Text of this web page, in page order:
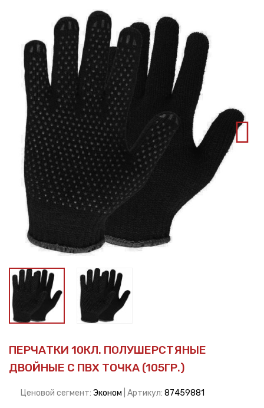
ПЕРЧАТКИ 10КЛ. ПОЛУШЕРСТЯНЫЕ
ДВОЙНЫЕ С ПВХ ТОЧКА (105ГР.)
Ценовой сегмент: Эконом | Артикул: 87459881